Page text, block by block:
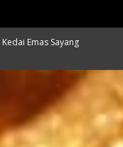
Kedai Emas Sayang